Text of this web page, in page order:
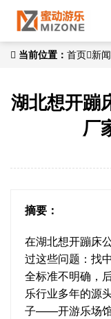
当前位置： 首页 新
湖北想开蹦
厂
摘要：
在湖北想开蹦床
过这些问题：找
全标准不明确，
乐行业多年的源
子——开游乐场